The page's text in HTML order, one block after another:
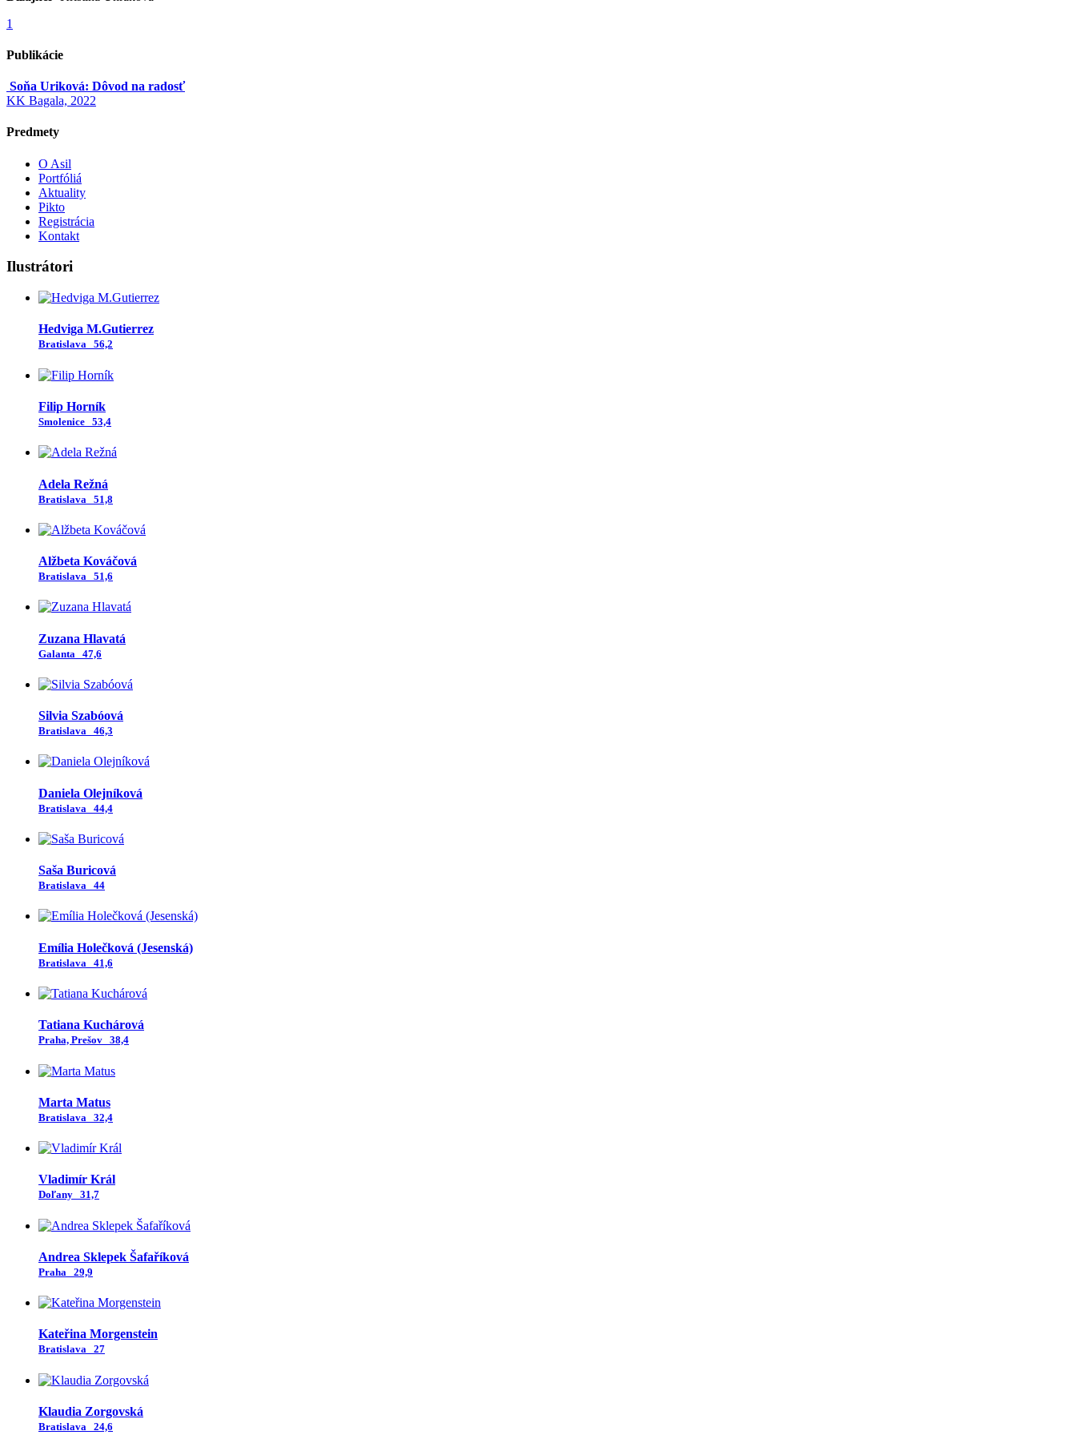
1
Publikácie
Soňa Uriková: Dôvod na radosť
KK Bagala, 2022
Predmety
O Asil
Portfóliá
Aktuality
Pikto
Registrácia
Kontakt
Ilustrátori
Hedviga M.Gutierrez
Bratislava 56,2
Filip Horník
Smolenice 53,4
Adela Režná
Bratislava 51,8
Alžbeta Kováčová
Bratislava 51,6
Zuzana Hlavatá
Galanta 47,6
Silvia Szabóová
Bratislava 46,3
Daniela Olejníková
Bratislava 44,4
Saša Buricová
Bratislava 44
Emília Holečková (Jesenská)
Bratislava 41,6
Tatiana Kuchárová
Praha, Prešov 38,4
Marta Matus
Bratislava 32,4
Vladimír Král
Doľany 31,7
Andrea Sklepek Šafaříková
Praha 29,9
Kateřina Morgenstein
Bratislava 27
Klaudia Zorgovská
Bratislava 24,6